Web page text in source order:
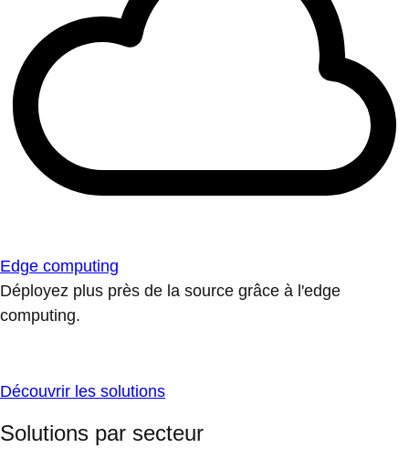
Edge computing
Déployez plus près de la source grâce à l'edge
computing.
Découvrir les solutions
Solutions par secteur